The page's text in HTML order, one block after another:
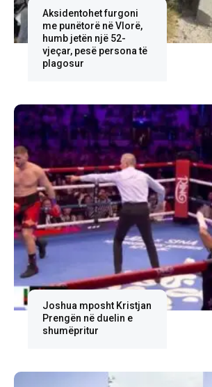
Aksidentohet furgoni
me punëtorë në Vlorë,
humb jetën një 52-
vjeçar, pesë persona të
plagosur
Joshua mposht Kristjan
Prengën në duelin e
shumëpritur